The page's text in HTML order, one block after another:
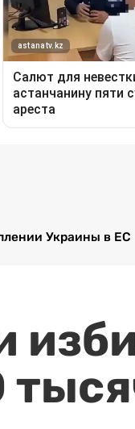
Украины в ЕС